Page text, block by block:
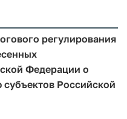
регулирования
Федерации о
Российской